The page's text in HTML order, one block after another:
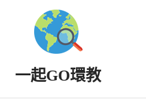
一起GO環教